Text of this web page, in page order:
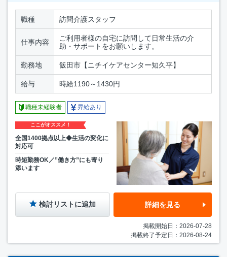
職種 訪問介護スタッフ
仕事内容
ご利用者様の自宅に訪問して日常生活の介
助・サポートをお願いします。
勤務地 飯田市【ニチイケアセンター知久平】
給与 時給1190～1430円
職種未経験者 昇給あり
ここがオススメ！
全国1400拠点以上◆生活の変化に
対応可
時短勤務OK／”働き方”にも寄り
添います
検討リストに追加 詳細を見る
掲載開始日：2026-07-28
掲載終了予定日：2026-08-24